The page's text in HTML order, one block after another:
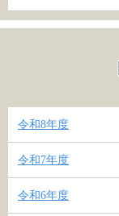
令和8年度
令和7年度
令和6年度